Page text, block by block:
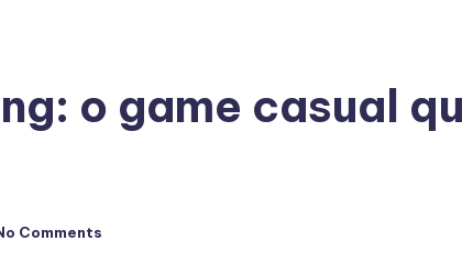
o game casual
Comments